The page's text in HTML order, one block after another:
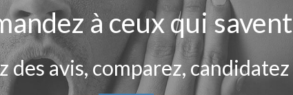
à ceux qui savent
des avis, comparez, candidatez